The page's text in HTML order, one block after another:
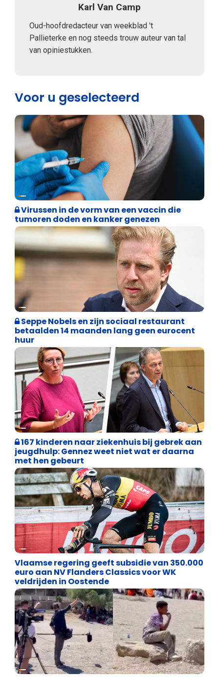
Karl Van Camp
Oud-hoofdredacteur van weekblad 't
Pallieterke en nog steeds trouw auteur van tal
van opiniestukken.
Voor u geselecteerd
Weekblad 't Pallieterke
Virussen in de vorm van een vaccin die
tumoren doden en kanker genezen
Binnenland politiek
Seppe Nobels en zijn sociaal restaurant
betaalden 14 maanden lang geen eurocent
huur
Binnenland politiek
167 kinderen naar ziekenhuis bij gebrek aan
jeugdhulp: Gennez weet niet wat er daarna
met hen gebeurt
Binnenland politiek
Vlaamse regering geeft subsidie van 350.000
euro aan NV Flanders Classics voor WK
veldrijden in Oostende
Cultuuroorlog